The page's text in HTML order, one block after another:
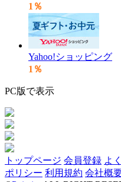
1％
Yahoo!ショッピング
1％
PC版で表示
トップページ 会員登録 よ
ポリシー 利用規約 会社概